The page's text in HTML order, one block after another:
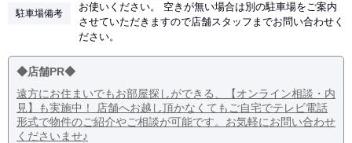
駐車場備考
お使いください。 空きが無い場合は別の駐車場をご案内
させていただきますので店舗スタッフまでお問い合わせく
ださい。
◆店舗PR◆
遠方にお住まいでもお部屋探しができる、【オンライン相談・内
見】も実施中！ 店舗へお越し頂かなくてもご自宅でテレビ電話
形式で物件のご紹介やご相談が可能です。お気軽にお問い合わせ
くださいませ♪